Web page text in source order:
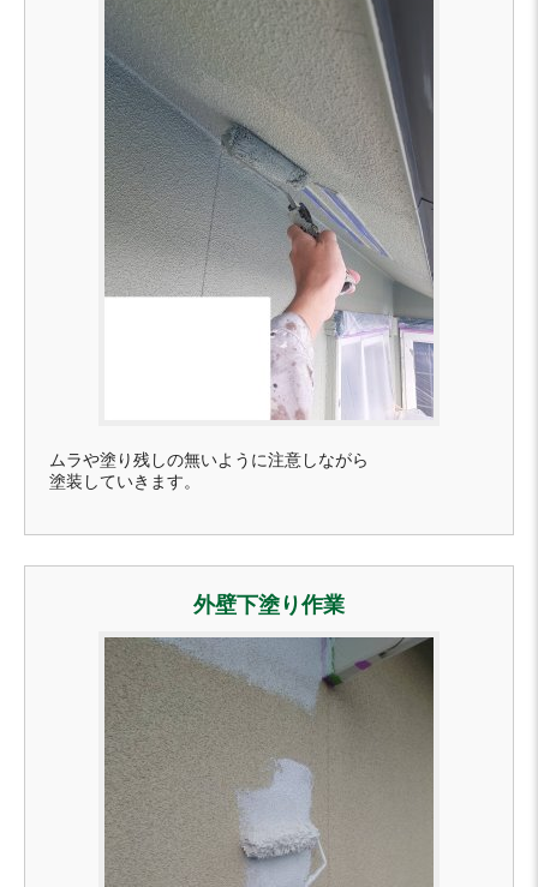
ムラや塗り残しの無いように注意しながら
塗装していきます。
外壁下塗り作業